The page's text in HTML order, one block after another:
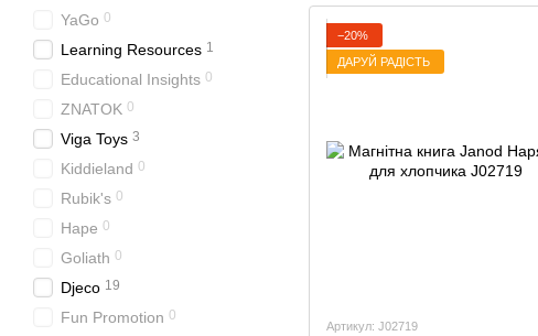
−20%
ДАРУЙ РАДІСТЬ
Артикул: J02719
YaGo 0
Learning Resources 1
Educational Insights 0
ZNATOK 0
Viga Toys 3
Kiddieland 0
Rubik's 0
Hape 0
Goliath 0
Djeco 19
Fun Promotion 0